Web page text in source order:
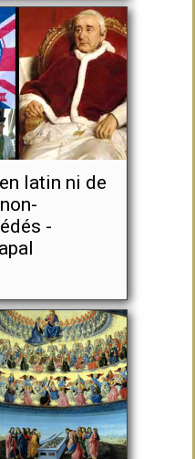
latin ni de
-